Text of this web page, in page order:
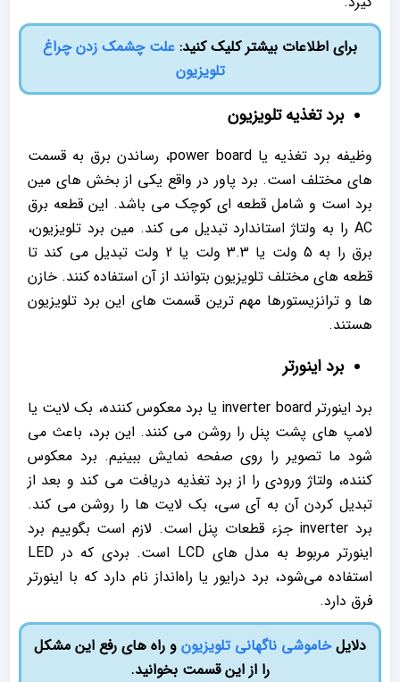
برای اطلاعات بیشتر کلیک کنید: علت چشمک زدن چراغ
تلویزیون
برد تغذیه تلویزیون
وظیفه برد تغذیه یا power board، رساندن برق به قسمت
های مختلف است. برد پاور در واقع یکی از بخش های مین
برد است و شامل قطعه ای کوچک می باشد. این قطعه برق
AC را به ولتاژ استاندارد تبدیل می کند. مین برد تلویزیون،
برق را به 5 ولت یا 3.3 ولت یا 2 ولت تبدیل می کند تا
قطعه های مختلف تلویزیون بتوانند از آن استفاده کنند. خازن
ها و ترانزیستورها مهم ترین قسمت های این برد تلویزیون
هستند.
برد اینورتر
برد اینورتر inverter board یا برد معکوس کننده، بک لایت یا
لامپ های پشت پنل را روشن می کنند. این برد، باعث می
شود ما تصویر را روی صفحه نمایش ببینیم. برد معکوس
کننده، ولتاژ ورودی را از برد تغذیه دریافت می کند و بعد از
تبدیل کردن آن به آی سی، بک لایت ها را روشن می کند.
برد inverter جزء قطعات پنل است. لازم است بگوییم برد
اینورتر مربوط به مدل های LCD است. بردی که در LED
استفاده می‌شود، برد درایور یا راه‌انداز نام دارد که با اینورتر
فرق دارد.
دلایلخاموشی ناگهانی تلویزیون و راه های رفع این مشکل
را از این قسمت بخوانید.